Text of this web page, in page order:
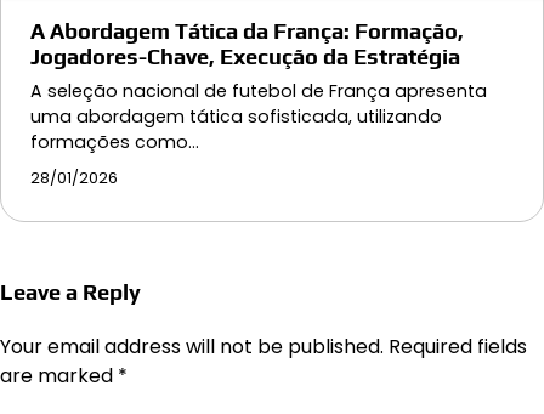
A Abordagem Tática da França: Formação,
Jogadores-Chave, Execução da Estratégia
A seleção nacional de futebol de França apresenta
uma abordagem tática sofisticada, utilizando
formações como…
28/01/2026
Leave a Reply
Your email address will not be published. Required fields
are marked *